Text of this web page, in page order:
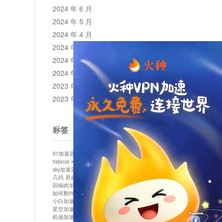
2024 年 6 月
2024 年 5 月
2024 年 4 月
2024 年 3 月
2024 年 2 月
2024 年 1 月
2023 年 12 月
2023 年 11 月
标签
91加速器 bluelayer加速器
clash节点
hidecat kuai500 panda加速器
plex加速器
sky加速器
telegram加速器 中信加速器
云梯加速器
几鸡 君越加速器 哔咔漫画加速器
唐师傅加速器
回锅肉加速器
坚果加速器 壹点加速器
如何翻外墙网站 小哈vp加速器
小火箭加速器
小白加速器
布谷vp加速器 心阶云 快连
星空加速器
最新版clash安卓下载
月光加速器
机场加速器
松果云 极快加速器
梯子加速器